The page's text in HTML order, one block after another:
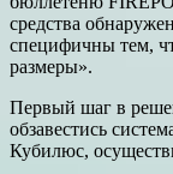
средства
специфичны тем,
размеры».
Первый шаг в
обзавестись
Кубилюс,